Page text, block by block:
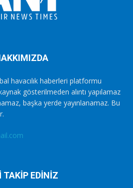
havacılık haberleri platformu
gösterilmeden alıntı yapılamaz
başka yerde yayınlanamaz. Bu
TAKİP EDİNİZ